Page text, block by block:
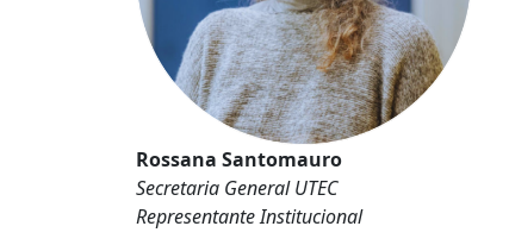
Rossana Santomauro
Secretaria General UTEC
Representante Institucional